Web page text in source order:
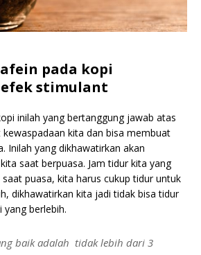
pada kopi
stimulant
inilah yang bertanggung jawab atas
kita dan bisa membuat
Inilah yang dikhawatirkan akan
saat berpuasa. Jam tidur kita yang
puasa, kita harus cukup tidur untuk
dikhawatirkan kita jadi tidak bisa tidur
berlebih.
baik adalah tidak lebih dari 3